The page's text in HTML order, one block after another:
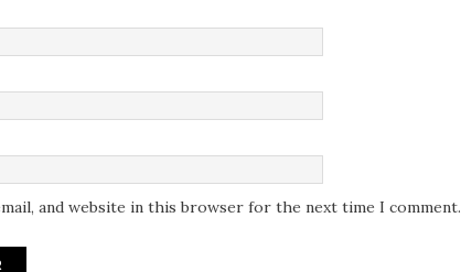
and website in this browser for the next time I comment.